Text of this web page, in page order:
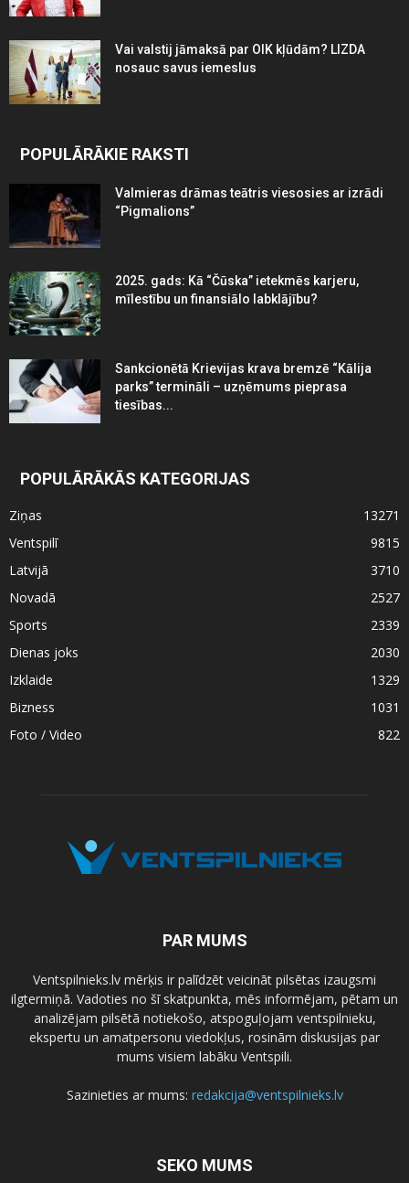
Vai valstij jāmaksā par OIK kļūdām? LIZDA
nosauc savus iemeslus
POPULĀRĀKIE RAKSTI
Valmieras drāmas teātris viesosies ar izrādi
“Pigmalions”
2025. gads: Kā “Čūska” ietekmēs karjeru,
mīlestību un finansiālo labklājību?
Sankcionētā Krievijas krava bremzē “Kālija
parks” termināli – uzņēmums pieprasa
tiesības...
POPULĀRĀKĀS KATEGORIJAS
Ziņas
13271
Ventspilī
9815
Latvijā
3710
Novadā
2527
Sports
2339
Dienas joks
2030
Izklaide
1329
Bizness
1031
Foto / Video
822
PAR MUMS
Ventspilnieks.lv mērķis ir palīdzēt veicināt pilsētas izaugsmi
ilgtermiņā. Vadoties no šī skatpunkta, mēs informējam, pētam un
analizējam pilsētā notiekošo, atspoguļojam ventspilnieku,
ekspertu un amatpersonu viedokļus, rosinām diskusijas par
mums visiem labāku Ventspili.
Sazinieties ar mums: redakcija@ventspilnieks.lv
SEKO MUMS